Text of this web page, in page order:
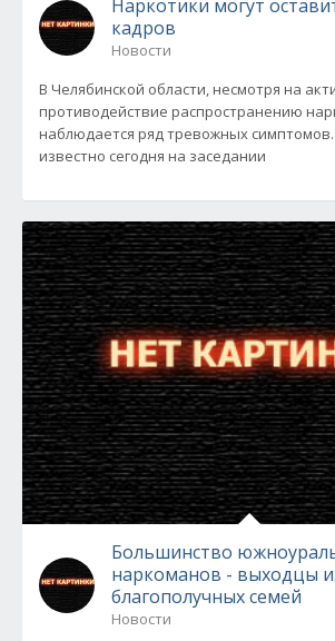
Наркотики могут
кадров
Новости
В Челябинской области, несмотря на
противодействие распространению
наблюдается ряд тревожных
известно сегодня на заседании
Большинство
наркоманов - выходцы
благополучных семей
Новости